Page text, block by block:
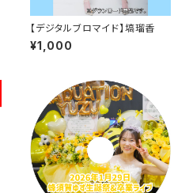
【デジタルブロマイド】塙瑠香
¥1,000